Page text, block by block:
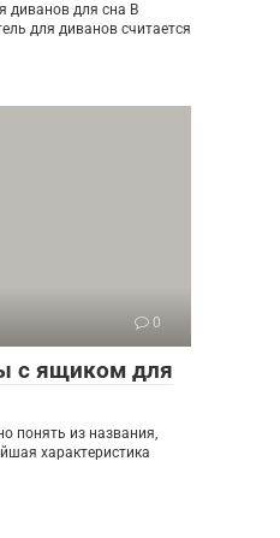
диванов для сна В
для диванов считается
0
с ящиком для
понять из названия,
характеристика